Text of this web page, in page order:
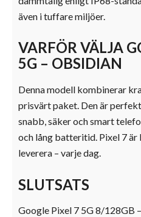
även i tuffare miljöer.
VARFÖR VÄLJA
5G – OBSIDIAN
Denna modell kombinerar
prisvärt paket. Den är
snabb, säker och smart
och lång batteritid. Pixel 7
leverera – varje dag.
SLUTSATS
Google Pixel 7 5G 8/128GB –